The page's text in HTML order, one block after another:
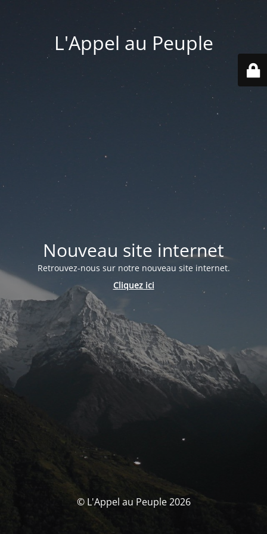
L'Appel au Peuple
Nouveau site internet
Retrouvez-nous sur notre nouveau site internet.
Cliquez ici
© L'Appel au Peuple 2026